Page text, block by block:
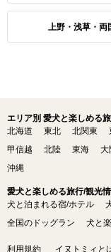
上野・浅草・両
エリア別 愛犬と楽しめる
北海道
東北 北関東
甲信越
北陸 東海 大
沖縄
愛犬と楽しめる旅行/観光
犬と泊まれる宿/ホテル
全国のドッグラン
犬と
利用規約 イヌトミィと